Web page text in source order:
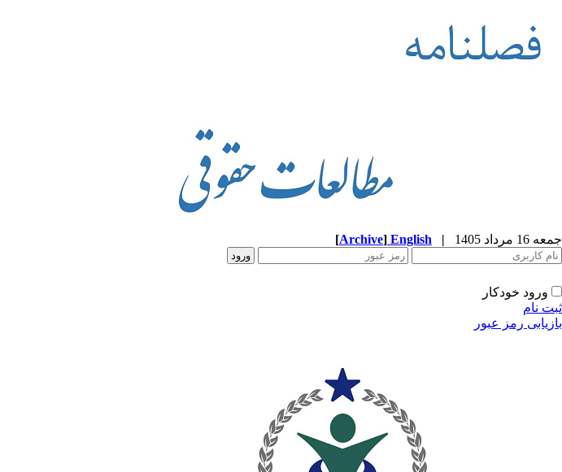
جمعه 16 مرداد 1405 |
English
[Archive]
ورود خودکار
ثبت نام
بازیابی رمز عبور